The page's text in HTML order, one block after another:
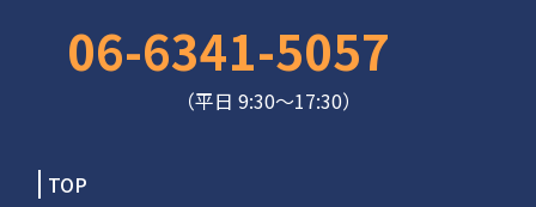
06-6341-5057
（平日 9:30～17:30）
TOP